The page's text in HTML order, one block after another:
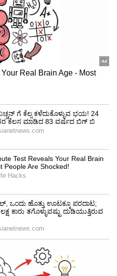
2024 ಜುಲೈ 1ರಿಂದಲೇ
ತಿಂಗಳ ಅವಧಿಯಲ್ಲಿ
ಪೂರ್ಣಗೊಳಿಸುವಂತೆ
ಸೂಚನೆ ನೀಡಿದೆ.
ಮನೆಗೆ ಭೇಟಿ ನೀಡಿದಾಗ ಈ
Seva Sindhu App